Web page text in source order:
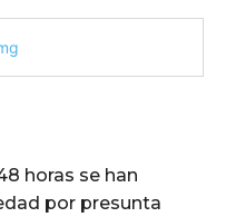
horas se han
por presunta